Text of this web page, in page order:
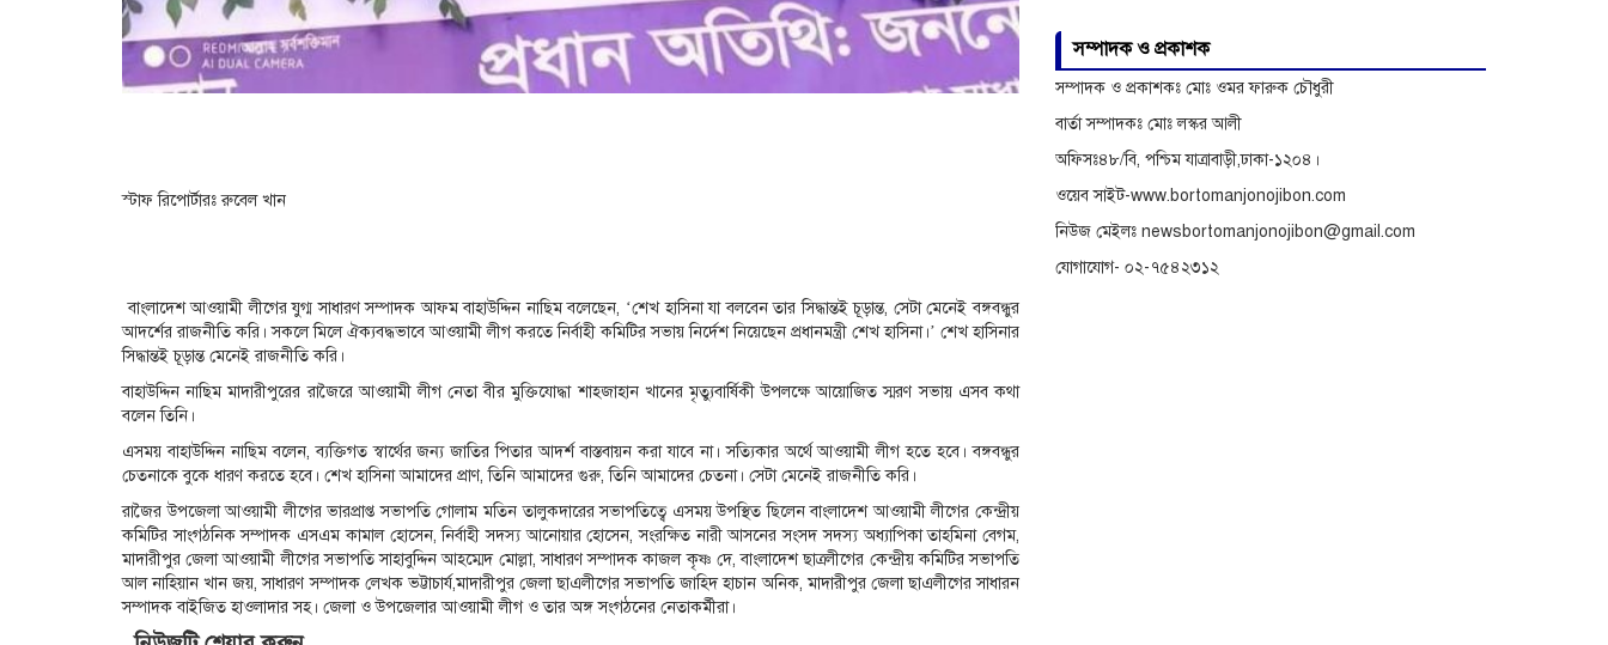
স্টাফ রিপোর্টারঃ রুবেল খান
বাংলাদেশ আওয়ামী লীগের যুগ্ম সাধারণ সম্পাদক আফম বাহাউদ্দিন নাছিম বলেছেন, ‘শেখ হাসিনা যা বলবেন তার সিদ্ধান্তই চূড়ান্ত, সেটা মেনেই বঙ্গবন্ধুর
আদর্শের রাজনীতি করি। সকলে মিলে ঐক্যবদ্ধভাবে আওয়ামী লীগ করতে নির্বাহী কমিটির সভায় নির্দেশ নিয়েছেন প্রধানমন্ত্রী শেখ হাসিনা।’ শেখ হাসিনার
সিদ্ধান্তই চূড়ান্ত মেনেই রাজনীতি করি।
বাহাউদ্দিন নাছিম মাদারীপুরের রাজৈরে আওয়ামী লীগ নেতা বীর মুক্তিযোদ্ধা শাহজাহান খানের মৃত্যুবার্ষিকী উপলক্ষে আয়োজিত স্মরণ সভায় এসব কথা
বলেন তিনি।
এসময় বাহাউদ্দিন নাছিম বলেন, ব্যক্তিগত স্বার্থের জন্য জাতির পিতার আদর্শ বাস্তবায়ন করা যাবে না। সত্যিকার অর্থে আওয়ামী লীগ হতে হবে। বঙ্গবন্ধুর
চেতনাকে বুকে ধারণ করতে হবে। শেখ হাসিনা আমাদের প্রাণ, তিনি আমাদের গুরু, তিনি আমাদের চেতনা। সেটা মেনেই রাজনীতি করি।
রাজৈর উপজেলা আওয়ামী লীগের ভারপ্রাপ্ত সভাপতি গোলাম মতিন তালুকদারের সভাপতিত্বে এসময় উপস্থিত ছিলেন বাংলাদেশ আওয়ামী লীগের কেন্দ্রীয়
কমিটির সাংগঠনিক সম্পাদক এসএম কামাল হোসেন, নির্বাহী সদস্য আনোয়ার হোসেন, সংরক্ষিত নারী আসনের সংসদ সদস্য অধ্যাপিকা তাহমিনা বেগম,
মাদারীপুর জেলা আওয়ামী লীগের সভাপতি সাহাবুদ্দিন আহম্মেদ মোল্লা, সাধারণ সম্পাদক কাজল কৃষ্ণ দে, বাংলাদেশ ছাত্রলীগের কেন্দ্রীয় কমিটির সভাপতি
আল নাহিয়ান খান জয়, সাধারণ সম্পাদক লেখক ভট্টাচার্য,মাদারীপুর জেলা ছাএলীগের সভাপতি জাহিদ হাচান অনিক, মাদারীপুর জেলা ছাএলীগের সাধারন
সম্পাদক বাইজিত হাওলাদার সহ। জেলা ও উপজেলার আওয়ামী লীগ ও তার অঙ্গ সংগঠনের নেতাকর্মীরা।
সম্পাদক ও প্রকাশক
সম্পাদক ও প্রকাশকঃ মোঃ ওমর ফারুক চৌধুরী
বার্তা সম্পাদকঃ মোঃ লস্কর আলী
অফিসঃ৪৮/বি, পশ্চিম যাত্রাবাড়ী,ঢাকা-১২০৪।
ওয়েব সাইট-www.bortomanjonojibon.com
নিউজ মেইলঃ newsbortomanjonojibon@gmail.com
যোগাযোগ- ০২-৭৫৪২৩১২